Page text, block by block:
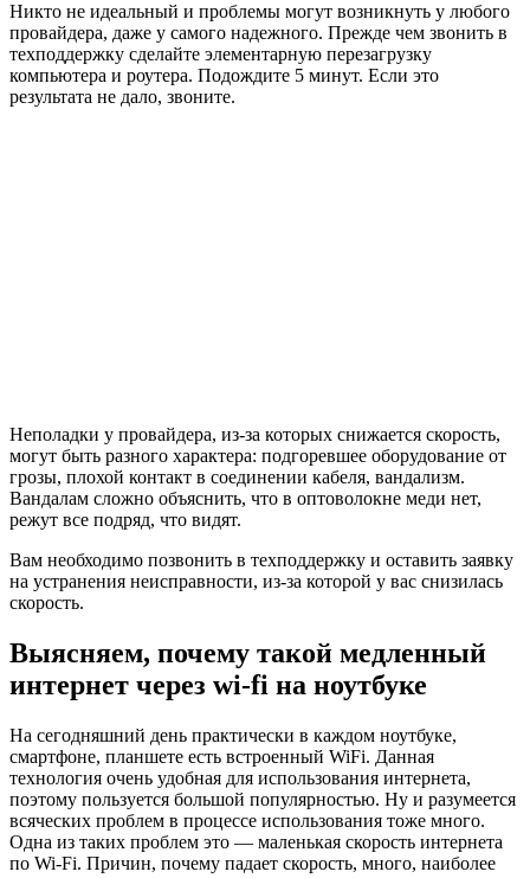
Никто не идеальный и проблемы могут возникнуть у любого
провайдера, даже у самого надежного. Прежде чем звонить в
техподдержку сделайте элементарную перезагрузку
компьютера и роутера. Подождите 5 минут. Если это
результата не дало, звоните.
Неполадки у провайдера, из-за которых снижается скорость,
могут быть разного характера: подгоревшее оборудование от
грозы, плохой контакт в соединении кабеля, вандализм.
Вандалам сложно объяснить, что в оптоволокне меди нет,
режут все подряд, что видят.
Вам необходимо позвонить в техподдержку и оставить заявку
на устранения неисправности, из-за которой у вас снизилась
скорость.
Выясняем, почему такой медленный
интернет через wi-fi на ноутбуке
На сегодняшний день практически в каждом ноутбуке,
смартфоне, планшете есть встроенный WiFi. Данная
технология очень удобная для использования интернета,
поэтому пользуется большой популярностью. Ну и разумеется
всяческих проблем в процессе использования тоже много.
Одна из таких проблем это — маленькая скорость интернета
по Wi-Fi. Причин, почему падает скорость, много, наиболее